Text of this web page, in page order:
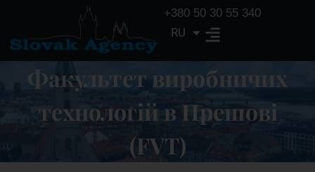
+380 50 30 55 340
RU
EN
Факультет виробничих
технологій в Прешові
(FVT)